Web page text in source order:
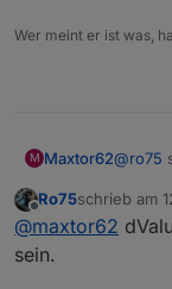
Wer meint er ist was,
M Maxtor62@ro75
@
Offline
Ro75schrieb am
zuletzt
@maxtor62
sein.